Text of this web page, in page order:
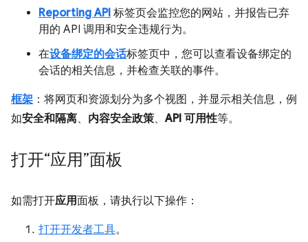
Reporting API 标签页会监控您的网站，并报告已弃
用的 API 调用和安全违规行为。
在设备绑定的会话标签页中，您可以查看设备绑定的
会话的相关信息，并检查关联的事件。
框架 ：将网页和资源划分为多个视图，并显示相关信息，例
如安全和隔离、 内容安全政策、API 可用性等。
打开“应用”面板
如需打开应用面板，请执行以下操作：
打开开发者工具。